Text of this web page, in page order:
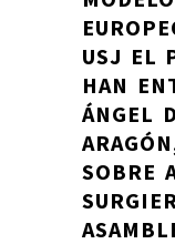
USJ EL
HAN
ÁNGEL
SOBRE